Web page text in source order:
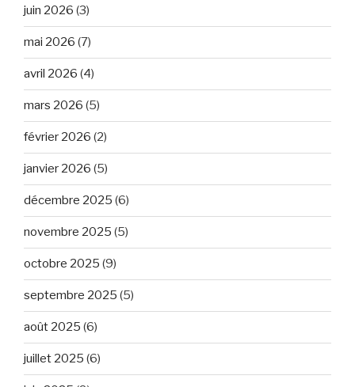
juin 2026 (3)
mai 2026 (7)
avril 2026 (4)
mars 2026 (5)
février 2026 (2)
janvier 2026 (5)
décembre 2025 (6)
novembre 2025 (5)
octobre 2025 (9)
septembre 2025 (5)
août 2025 (6)
juillet 2025 (6)